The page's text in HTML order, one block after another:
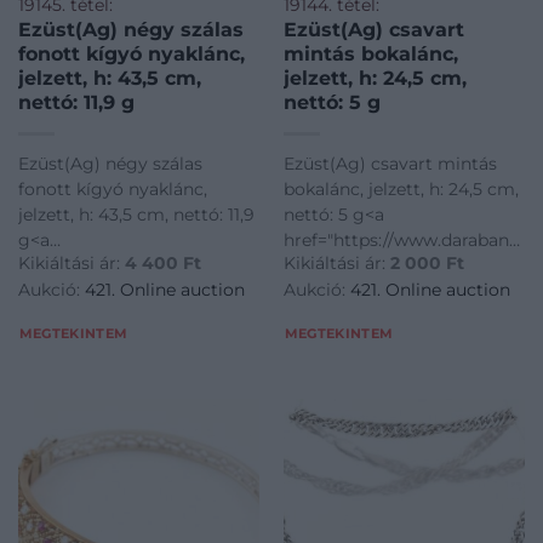
19145. tétel:
Ezüst(Ag) négy szálas
fonott kígyó nyaklánc,
jelzett, h: 43,5 cm,
nettó: 11,9 g
Ezüst(Ag) négy szálas
fonott kígyó nyaklánc,
jelzett, h: 43,5 cm, nettó: 11,9
g<a
href="https://www.darabanth.com/hu/gyorsarveres/421/
disztargyak-ekszerek-
disztargyak-ekszerek-
Kikiáltási ár: 4 400 Ft
Aukció: 421. Online auction
MEGTEKINTEM
19144. tétel:
Ezüst(Ag) csavart
mintás bokalánc,
jelzett, h: 24,5 cm,
nettó: 5 g
Ezüst(Ag) csavart mintás
bokalánc, jelzett, h: 24,5 cm,
nettó: 5 g<a
href="https://
disztargyak-ekszerek-
dragakovek/Nemesfem-
dragakovek~1000024/EzustAg-
Kikiáltási ár: 2 000 Ft
Aukció: 421. Online auction
MEGTEKINTEM